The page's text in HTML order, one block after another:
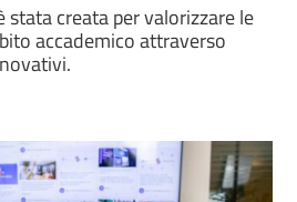
stata creata per valorizzare le
accademico attraverso